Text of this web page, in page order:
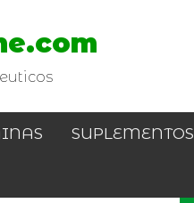
SUPLEMENTOS